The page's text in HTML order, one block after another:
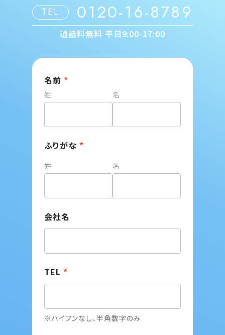
TEL 0120-16-8789
通話料無料 平日9:00-17:00
名前 *
姓 名
ふりがな *
姓 名
会社名
TEL *
※ハイフンなし、半角数字のみ